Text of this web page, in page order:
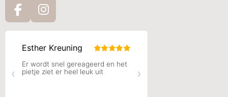
F
e
b
o
I
t
a
g